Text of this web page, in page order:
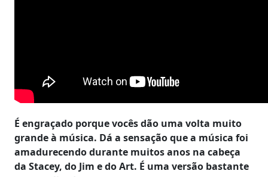
É engraçado porque vocês dão uma volta muito
grande à música. Dá a sensação que a música foi
amadurecendo durante muitos anos na cabeça
da Stacey, do Jim e do Art. É uma versão bastante